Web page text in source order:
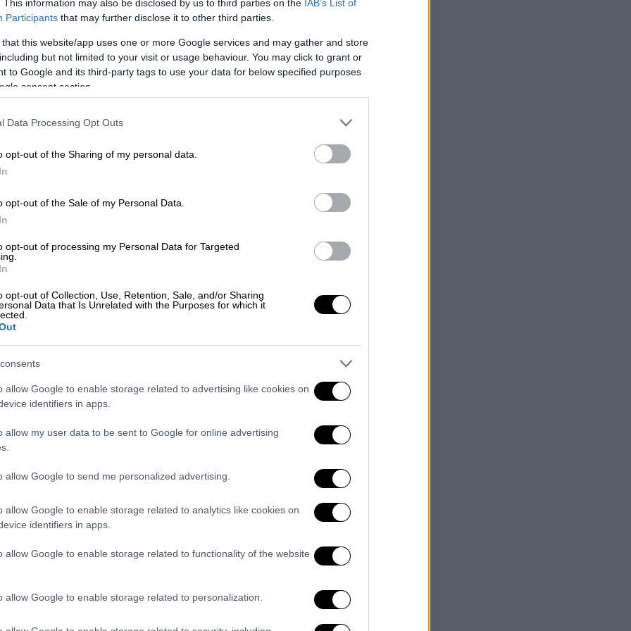
This information may also be disclosed by us to third parties on the IAB’s List of
Participants that may further disclose it to other third parties.
that this website/app uses one or more Google services and may gather and store
but not limited to your visit or usage behaviour. You may click to grant or
to Google and its third-party tags to use your data for below specified purposes
consent section.
Data Processing Opt Outs
opt-out of the Sharing of my personal data.
opt-out of the Sale of my Personal Data.
opt-out of processing my Personal Data for Targeted
opt-out of Collection, Use, Retention, Sale, and/or Sharing
Data that Is Unrelated with the Purposes for which it
allow Google to enable storage related to advertising like cookies on
identifiers in apps.
allow my user data to be sent to Google for online advertising
allow Google to send me personalized advertising.
allow Google to enable storage related to analytics like cookies on
identifiers in apps.
allow Google to enable storage related to functionality of the website
allow Google to enable storage related to personalization.
κατηγορούμενος - Τι
της Τρίτης ο 32χρονος
διήρκεσε τρεις ώρες στην ανακρίτρια
αρνήθηκε τις κατηγορίες για
του 32χρονου που
Κυριακή πως ανακαλύφθηκε στο κινητό
του στην Ιταλία.